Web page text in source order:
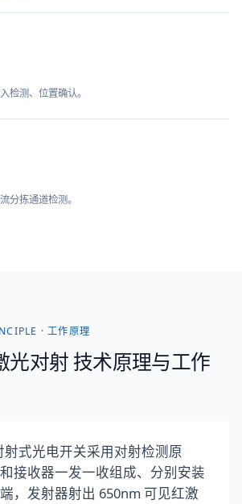
检测、位置确认。
分拣通道检测。
· 工作原理
光对射 技术原理与工作
射式光电开关采用对射检测原
接收器一发一收组成、分别安装
，发射器射出 650nm 可见红激